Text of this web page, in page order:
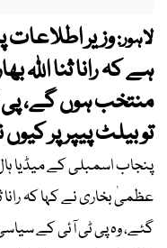
لاہور:وزیر
ہے کہ رانا ثنا
منتخب ہوں گے، پی
تو بیلٹ پیپر پر کیوں
پنجاب اسمبلی کے میڈیا
عظمیٰ بخاری نے کہا کہ رانا
گئے، وہ پی ٹی آئی کے